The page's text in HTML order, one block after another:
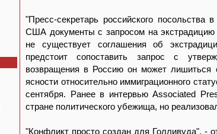
"Пресс-секретарь российского
США документы с запросом на
не существует соглашения об
предстоит сопоставить запрос с
возвращения в Россию он может
ясности относительно иммиграционного
сентября. Ранее в интервью Associated
стране политического убежища, но
"Конфликт просто создан для Голливуда", -